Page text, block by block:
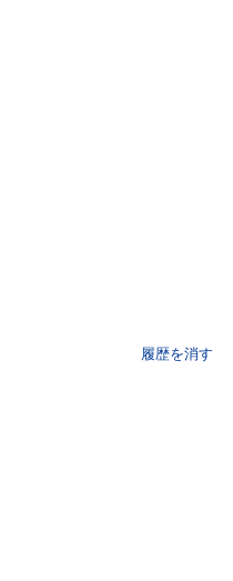
履歴を消す